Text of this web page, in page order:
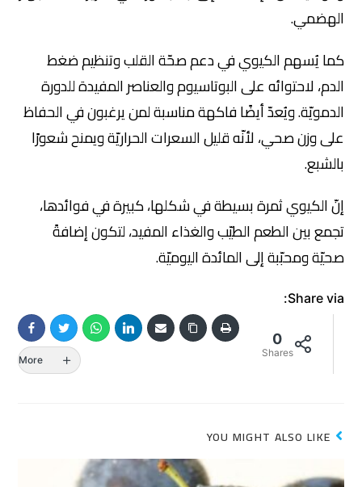
الهضمي.
كما يُسهم الكيوي في دعم صحّة القلب وتنظيم ضغط
الدم، لاحتوائه على البوتاسيوم والعناصر المفيدة للدورة
الدمويّة. ويُعدّ أيضًا فاكهة مناسبة لمن يرغبون في الحفاظ
على وزن صحي، لأنّه قليل السعرات الحراريّة ويمنح شعورًا
بالشبع.
إنّ الكيوي ثمرة بسيطة في شكلها، كبيرة في فوائدها،
تجمع بين الطعم الطيّب والغذاء المفيد، لتكون إضافةً
صحيّة ومحبّبة إلى المائدة اليوميّة.
Share via:
0
Shares
More
YOU MIGHT ALSO LIKE